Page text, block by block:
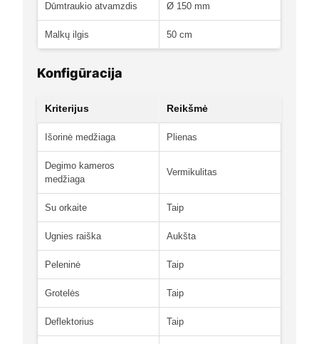
Dūmtraukio atvamzdis Ø 150 mm
Malkų ilgis 50 cm
Konfigūracija
Kriterijus Reikšmė
Išorinė medžiaga Plienas
Degimo kameros
medžiaga
Vermikulitas
Su orkaite Taip
Ugnies raiška Aukšta
Peleninė Taip
Grotelės Taip
Deflektorius Taip